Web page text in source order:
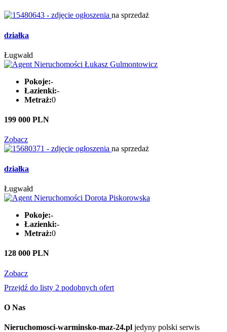
na sprzedaż
działka
Ługwałd
Pokoje:-
Łazienki:-
Metraż:0
199 000 PLN
Zobacz
na sprzedaż
działka
Ługwałd
Pokoje:-
Łazienki:-
Metraż:0
128 000 PLN
Zobacz
Przejdź do listy 2 podobnych ofert
O Nas
Nieruchomosci-warminsko-maz-24.pl jedyny polski serwis